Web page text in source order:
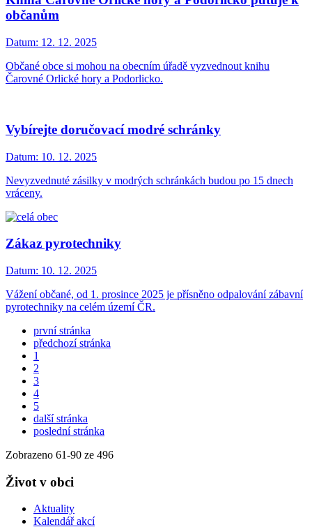
občanům
Datum: 12. 12. 2025
Občané obce si mohou na obecním úřadě vyzvednout knihu
Čarovné Orlické hory a Podorlicko.
Vybírejte doručovací modré schránky
Datum: 10. 12. 2025
Nevyzvednuté zásilky v modrých schránkách budou po 15 dnech
vráceny.
Zákaz pyrotechniky
Datum: 10. 12. 2025
Vážení občané, od 1. prosince 2025 je přísněno odpalování zábavní
pyrotechniky na celém území ČR.
první stránka
předchozí stránka
1
2
3
4
5
další stránka
poslední stránka
Zobrazeno 61-90 ze 496
Život v obci
Aktuality
Kalendář akcí